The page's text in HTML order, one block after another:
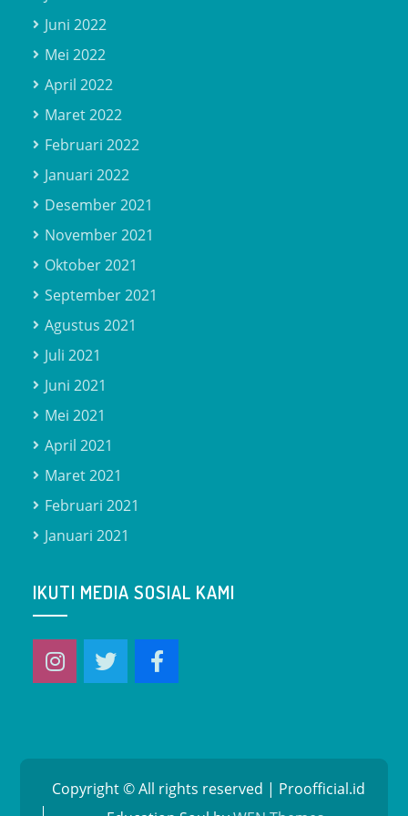
Juni 2022
Mei 2022
April 2022
Maret 2022
Februari 2022
Januari 2022
Desember 2021
November 2021
Oktober 2021
September 2021
Agustus 2021
Juli 2021
Juni 2021
Mei 2021
April 2021
Maret 2021
Februari 2021
Januari 2021
IKUTI MEDIA SOSIAL KAMI
Copyright © All rights reserved | Proofficial.id